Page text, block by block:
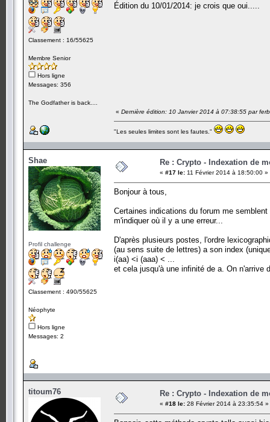
Classement : 16/55625
Membre Senior
Hors ligne
Messages: 356
The Godfather is back....
Édition du 10/01/2014: je crois que oui.....
« Dernière édition: 10 Janvier 2014 à 07:38:55 par
"Les seules limites sont les fautes."
Shae
Profil challenge
Classement : 490/55625
Néophyte
Hors ligne
Messages: 2
Re : Crypto - Indexation de
« #17 le: 11 Février 2014 à 18:50:00 »
Bonjour à tous,
Certaines indications du forum me
m'indiquer où il y a une erreur...
D'après plusieurs postes, l'ordre
(au sens suite de lettres) a son index
i(aa) <i (aaa) < ...
et cela jusqu'à une infinité de a. On n'arrive
titoum76 Re : Crypto - Indexation de
« #18 le: 28 Février 2014 à 23:35:54 »